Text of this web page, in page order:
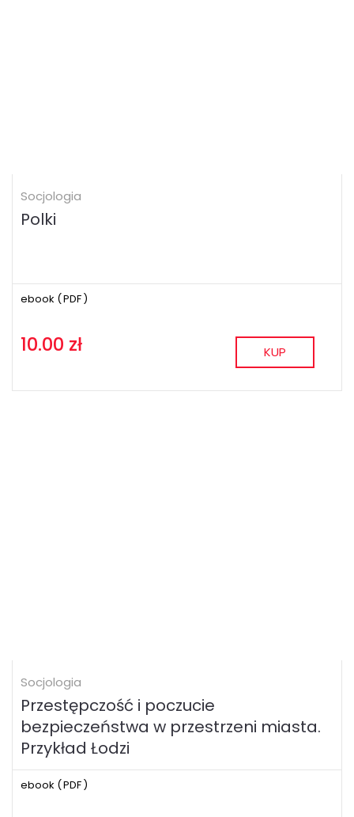
Socjologia
Polki
ebook (PDF)
10.00 zł KUP
Socjologia
Przestępczość i poczucie
bezpieczeństwa w przestrzeni miasta.
Przykład Łodzi
ebook (PDF)